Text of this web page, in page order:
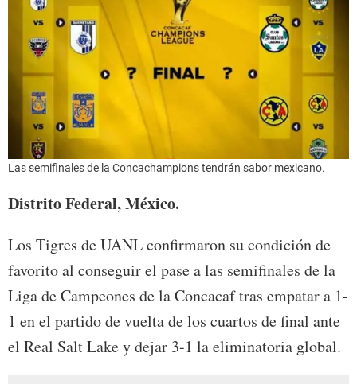
Las semifinales de la Concachampions tendrán sabor mexicano.
Distrito Federal, México.
Los Tigres de UANL confirmaron su condición de
favorito al conseguir el pase a las semifinales de la
Liga de Campeones de la Concacaf tras empatar a 1-
1 en el partido de vuelta de los cuartos de final ante
el Real Salt Lake y dejar 3-1 la eliminatoria global.